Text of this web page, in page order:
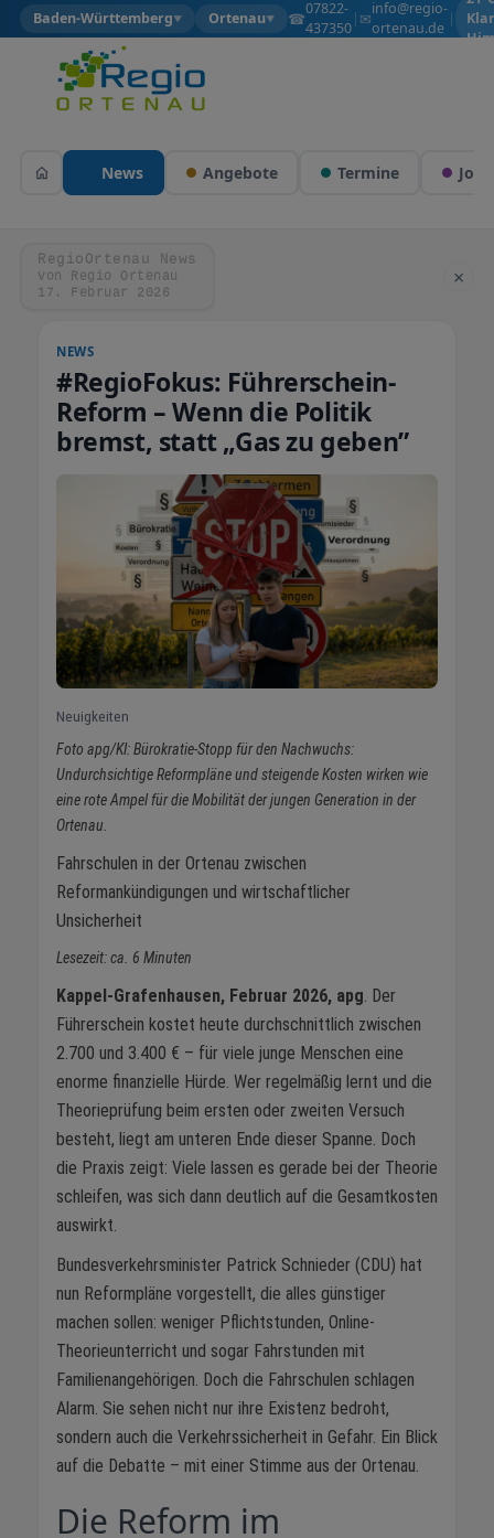
Baden-Württemberg▼ Ortenau▼ ☎07822-
437350
| ✉info@regio-
ortenau.de
|
News Angebote Termine Jobs
RegioOrtenau News
von Regio Ortenau
17. Februar 2026
×
NEWS
#RegioFokus: Führerschein-
Reform – Wenn die Politik
bremst, statt „Gas zu geben”
Neuigkeiten
Foto apg/KI: Bürokratie-Stopp für den Nachwuchs:
Undurchsichtige Reformpläne und steigende Kosten wirken wie
eine rote Ampel für die Mobilität der jungen Generation in der
Ortenau.
Fahrschulen in der Ortenau zwischen
Reformankündigungen und wirtschaftlicher
Unsicherheit
Lesezeit: ca. 6 Minuten
Kappel-Grafenhausen, Februar 2026, apg. Der
Führerschein kostet heute durchschnittlich zwischen
2.700 und 3.400 € – für viele junge Menschen eine
enorme finanzielle Hürde. Wer regelmäßig lernt und die
Theorieprüfung beim ersten oder zweiten Versuch
besteht, liegt am unteren Ende dieser Spanne. Doch
die Praxis zeigt: Viele lassen es gerade bei der Theorie
schleifen, was sich dann deutlich auf die Gesamtkosten
auswirkt.
Bundesverkehrsminister Patrick Schnieder (CDU) hat
nun Reformpläne vorgestellt, die alles günstiger
machen sollen: weniger Pflichtstunden, Online-
Theorieunterricht und sogar Fahrstunden mit
Familienangehörigen. Doch die Fahrschulen schlagen
Alarm. Sie sehen nicht nur ihre Existenz bedroht,
sondern auch die Verkehrssicherheit in Gefahr. Ein Blick
auf die Debatte – mit einer Stimme aus der Ortenau.
Die Reform im